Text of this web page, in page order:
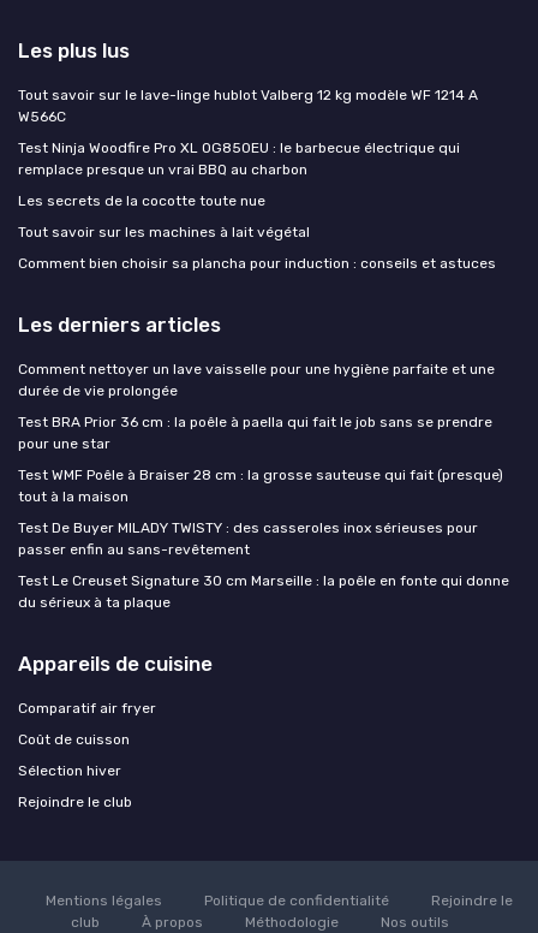
Les plus lus
Tout savoir sur le lave-linge hublot Valberg 12 kg modèle WF 1214 A
W566C
Test Ninja Woodfire Pro XL OG850EU : le barbecue électrique qui
remplace presque un vrai BBQ au charbon
Les secrets de la cocotte toute nue
Tout savoir sur les machines à lait végétal
Comment bien choisir sa plancha pour induction : conseils et astuces
Les derniers articles
Comment nettoyer un lave vaisselle pour une hygiène parfaite et une
durée de vie prolongée
Test BRA Prior 36 cm : la poêle à paella qui fait le job sans se prendre
pour une star
Test WMF Poêle à Braiser 28 cm : la grosse sauteuse qui fait (presque)
tout à la maison
Test De Buyer MILADY TWISTY : des casseroles inox sérieuses pour
passer enfin au sans-revêtement
Test Le Creuset Signature 30 cm Marseille : la poêle en fonte qui donne
du sérieux à ta plaque
Appareils de cuisine
Comparatif air fryer
Coût de cuisson
Sélection hiver
Rejoindre le club
Mentions légales Politique de confidentialité
Rejoindre le
club
À propos Méthodologie
Nos outils